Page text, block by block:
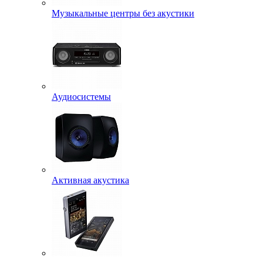
Музыкальные центры без акустики
Аудиосистемы
Активная акустика